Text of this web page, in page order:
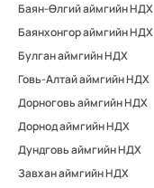
Баян-Өлгий аймгийн НДХ
Баянхонгор аймгийн НДХ
Булган аймгийн НДХ
Говь-Алтай аймгийн НДХ
Дорноговь аймгийн НДХ
Дорнод аймгийн НДХ
Дундговь аймгийн НДХ
Завхан аймгийн НДХ